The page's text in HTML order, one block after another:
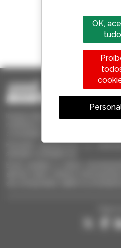
1 em cada 4
vendido no mundo
Encontre rapidamente os
OK,
tudo